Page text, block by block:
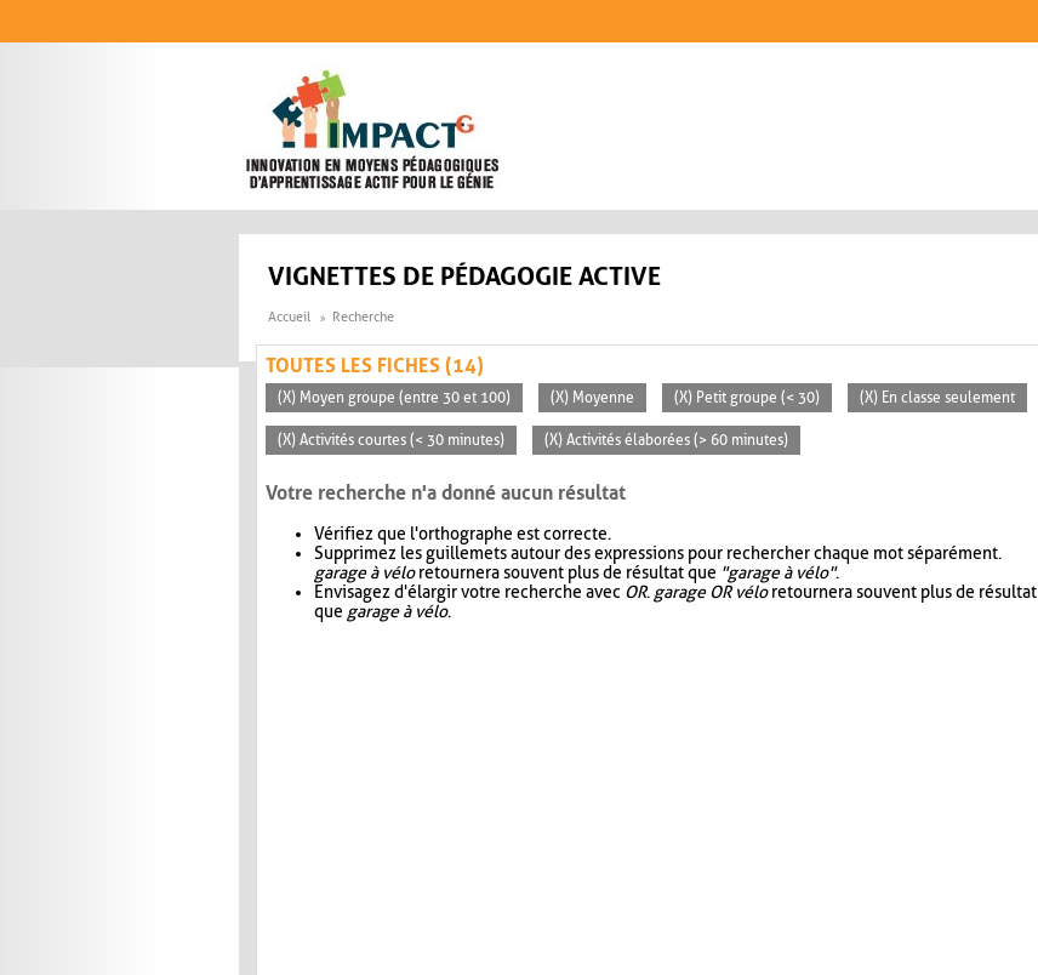
VIGNETTES DE PÉDAGOGIE ACTIVE
Accueil Recherche
TOUTES LES FICHES (14)
(X) Moyen groupe (entre 30 et 100) (X) Moyenne (X) Petit groupe (< 30) (X) En classe seulement
(X) Activités courtes (< 30 minutes) (X) Activités élaborées (> 60 minutes)
Votre recherche n'a donné aucun résultat
Vérifiez que l'orthographe est correcte.
Supprimez les guillemets autour des expressions pour rechercher chaque mot séparément.
garage à véloretournera souvent plus de résultat que "garage à vélo".
Envisagez d'élargir votre recherche avec OR. garage OR véloretournera souvent plus de résultat
que garage à vélo.